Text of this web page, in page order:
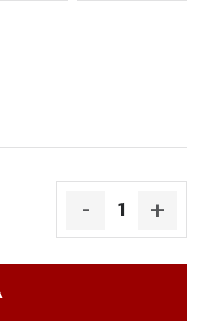
údajov